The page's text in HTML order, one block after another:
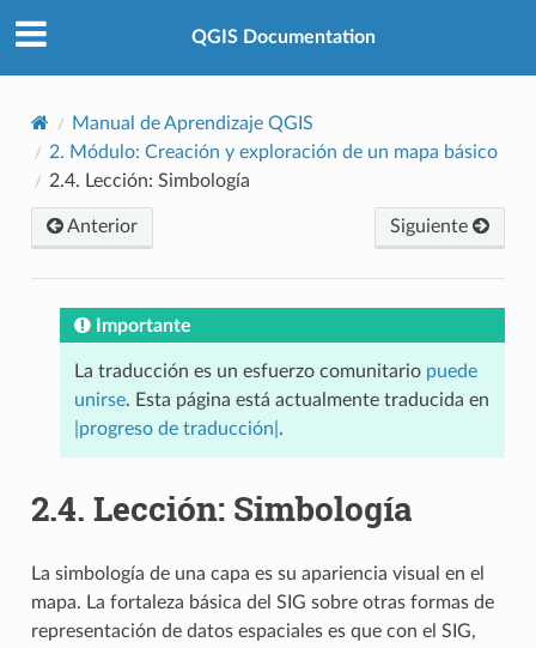
QGIS Documentation
Manual de Aprendizaje QGIS
2. Módulo: Creación y exploración de un mapa básico
2.4. Lección: Simbología
Anterior Siguiente
Importante
La traducción es un esfuerzo comunitario puede
unirse. Esta página está actualmente traducida en
|progreso de traducción| .
2.4. Lección: Simbología
La simbología de una capa es su apariencia visual en el
mapa. La fortaleza básica del SIG sobre otras formas de
representación de datos espaciales es que con el SIG,